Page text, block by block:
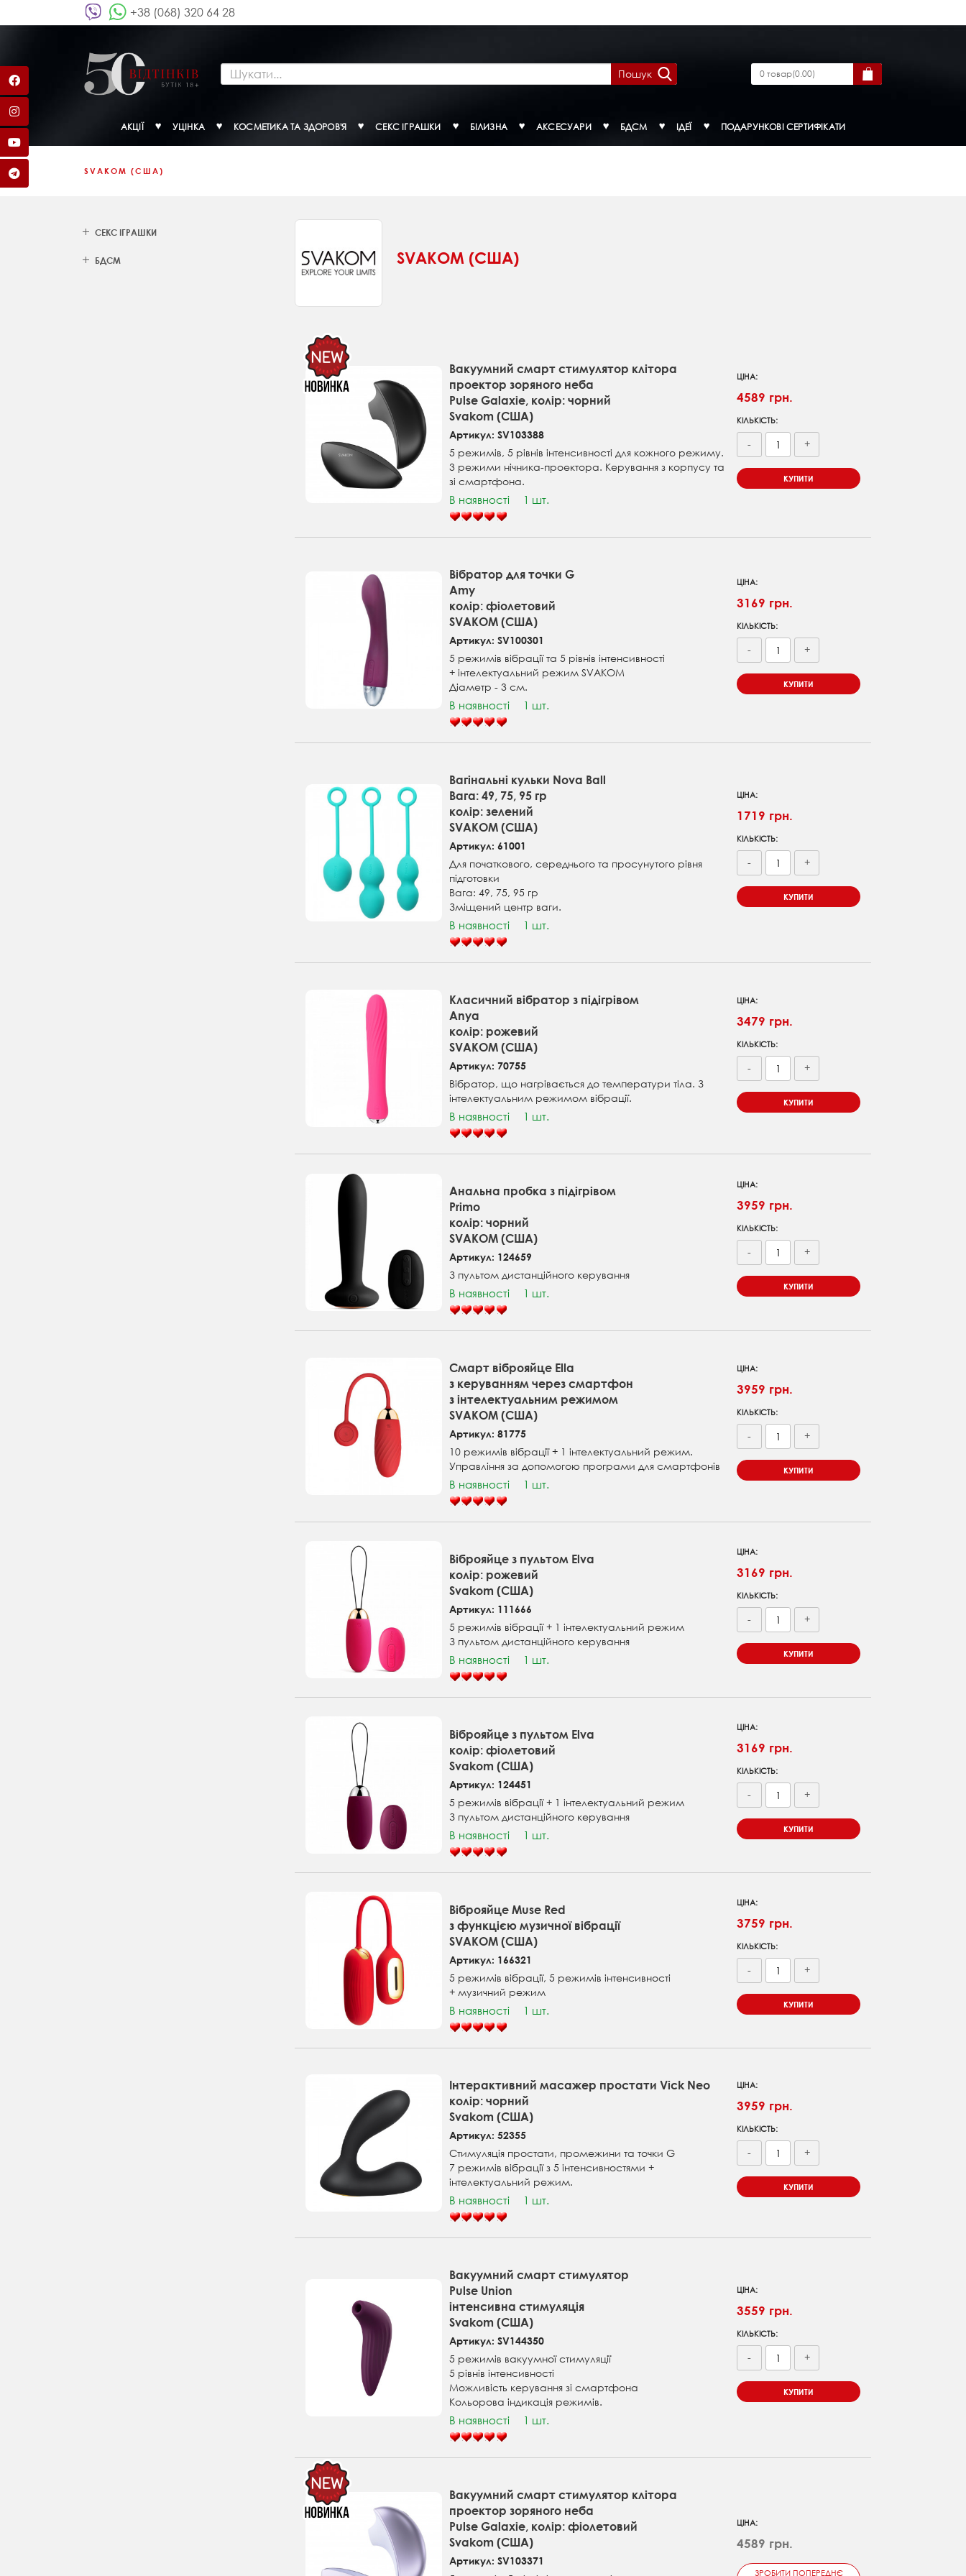
+38 (068) 320 64 28
Пошук 0товар(0.00)
АКЦІЇ УЦІНКА КОСМЕТИКА ТА ЗДОРОВ'Я СЕКС ІГРАШКИ БІЛИЗНА АКСЕСУАРИ БДСМ ІДЕЇ ПОДАРУНКОВІ СЕРТИФІКАТИ
SVAKOM (США)
СЕКС ІГРАШКИ
БДСМ SVAKOM (США)
Вакуумний смарт стимулятор клітора
проектор зоряного неба
Pulse Galaxie, колір: чорний
Svakom (США)
Артикул: SV103388
5 режимів, 5 рівнів інтенсивності для кожного режиму.
3 режими нічника-проектора. Керування з корпусу та
зі смартфона.
В наявності 1 шт.
ЦІНА:
4589 грн.
КІЛЬКІСТЬ:
- +
КУПИТИ
Вібратор для точки G
Amy
колір: фіолетовий
SVAKOM (США)
Артикул: SV100301
5 режимів вібрації та 5 рівнів інтенсивності
+ інтелектуальний режим SVAKOM
Діаметр - 3 см.
В наявності 1 шт.
ЦІНА:
3169 грн.
КІЛЬКІСТЬ:
- +
КУПИТИ
Вагінальні кульки Nova Ball
Вага: 49, 75, 95 гр
колір: зелений
SVAKOM (США)
Артикул: 61001
Для початкового, середнього та просунутого рівня
підготовки
Вага: 49, 75, 95 гр
Зміщений центр ваги.
В наявності 1 шт.
ЦІНА:
1719 грн.
КІЛЬКІСТЬ:
- +
КУПИТИ
Класичний вібратор з підігрівом
Anya
колір: рожевий
SVAKOM (США)
Артикул: 70755
Вібратор, що нагрівається до температури тіла. З
інтелектуальним режимом вібрації.
В наявності 1 шт.
ЦІНА:
3479 грн.
КІЛЬКІСТЬ:
- +
КУПИТИ
Анальна пробка з підігрівом
Primo
колір: чорний
SVAKOM (США)
Артикул: 124659
З пультом дистанційного керування
В наявності 1 шт.
ЦІНА:
3959 грн.
КІЛЬКІСТЬ:
- +
КУПИТИ
Смарт віброяйце Ella
з керуванням через смартфон
з інтелектуальним режимом
SVAKOM (США)
Артикул: 81775
10 режимів вібрації + 1 інтелектуальний режим.
Управління за допомогою програми для смартфонів
В наявності 1 шт.
ЦІНА:
3959 грн.
КІЛЬКІСТЬ:
- +
КУПИТИ
Віброяйце з пультом Elva
колір: рожевий
Svakom (США)
Артикул: 111666
5 режимів вібрації + 1 інтелектуальний режим
З пультом дистанційного керування
В наявності 1 шт.
ЦІНА:
3169 грн.
КІЛЬКІСТЬ:
- +
КУПИТИ
Віброяйце з пультом Elva
колір: фіолетовий
Svakom (США)
Артикул: 124451
5 режимів вібрації + 1 інтелектуальний режим
З пультом дистанційного керування
В наявності 1 шт.
ЦІНА:
3169 грн.
КІЛЬКІСТЬ:
- +
КУПИТИ
Віброяйце Muse Red
з функцією музичної вібрації
SVAKOM (США)
Артикул: 166321
5 режимів вібрації, 5 режимів інтенсивності
+ музичний режим
В наявності 1 шт.
ЦІНА:
3759 грн.
КІЛЬКІСТЬ:
- +
КУПИТИ
Інтерактивний масажер простати Vick Neo
колір: чорний
Svakom (США)
Артикул: 52355
Стимуляція простати, промежини та точки G
7 режимів вібрації з 5 інтенсивностями +
інтелектуальний режим.
В наявності 1 шт.
ЦІНА:
3959 грн.
КІЛЬКІСТЬ:
- +
КУПИТИ
Вакуумний смарт стимулятор
Pulse Union
інтенсивна стимуляція
Svakom (США)
Артикул: SV144350
5 режимів вакуумної стимуляції
5 рівнів інтенсивності
Можливість керування зі смартфона
Кольорова індикація режимів.
В наявності 1 шт.
ЦІНА:
3559 грн.
КІЛЬКІСТЬ:
- +
КУПИТИ
Вакуумний смарт стимулятор клітора
проектор зоряного неба
Pulse Galaxie, колір: фіолетовий
Svakom (США)
Артикул: SV103371
ЦІНА:
4589 грн.
ЗРОБИТИ ПОПЕРЕДНЄ